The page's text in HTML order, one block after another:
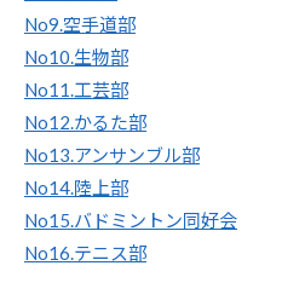
No9.空手道部
No10.生物部
No11.工芸部
No12.かるた部
No13.アンサンブル部
No14.陸上部
No15.バドミントン同好会
No16.テニス部